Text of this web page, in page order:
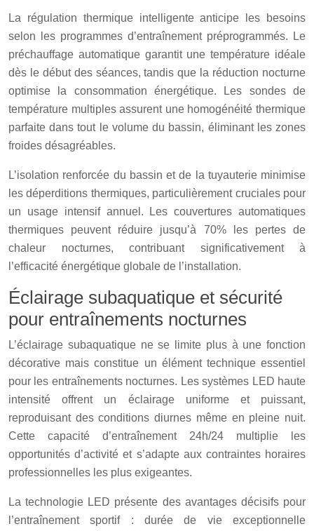
La régulation thermique intelligente anticipe les besoins
selon les programmes d’entraînement préprogrammés. Le
préchauffage automatique garantit une température idéale
dès le début des séances, tandis que la réduction nocturne
optimise la consommation énergétique. Les sondes de
température multiples assurent une homogénéité thermique
parfaite dans tout le volume du bassin, éliminant les zones
froides désagréables.
L’isolation renforcée du bassin et de la tuyauterie minimise
les déperditions thermiques, particulièrement cruciales pour
un usage intensif annuel. Les couvertures automatiques
thermiques peuvent réduire jusqu’à 70% les pertes de
chaleur nocturnes, contribuant significativement à
l’efficacité énergétique globale de l’installation.
Éclairage subaquatique et sécurité
pour entraînements nocturnes
L’éclairage subaquatique ne se limite plus à une fonction
décorative mais constitue un élément technique essentiel
pour les entraînements nocturnes. Les systèmes LED haute
intensité offrent un éclairage uniforme et puissant,
reproduisant des conditions diurnes même en pleine nuit.
Cette capacité d’entraînement 24h/24 multiplie les
opportunités d’activité et s’adapte aux contraintes horaires
professionnelles les plus exigeantes.
La technologie LED présente des avantages décisifs pour
l’entraînement sportif : durée de vie exceptionnelle